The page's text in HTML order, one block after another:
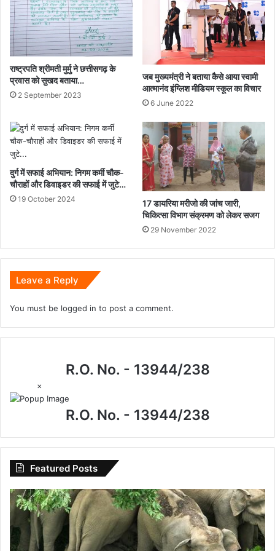
राष्ट्रपति श्रीमती मुर्मु ने छत्तीसगढ़ के
प्रवास को सुखद बताया…
2 September 2023
जब मुख्यमंत्री ने बताया कैसे आया स्वामी
आत्मानंद इंग्लिश मीडियम स्कूल का विचार
6 June 2022
दुर्ग में सफाई अभियान: निगम कर्मी चौक-
चौराहों और डिवाइडर की सफाई में जुटे…
19 October 2024
17 डायरिया मरीजो की जांच जारी,
चिकित्सा विभाग संक्रमण को लेकर सजग
29 November 2022
Leave a Reply
You must be logged in to post a comment.
R.O. No. - 13944/238
×
R.O. No. - 13944/238
Featured Posts
विशेष
लेख
उदंती-
सीतानदी